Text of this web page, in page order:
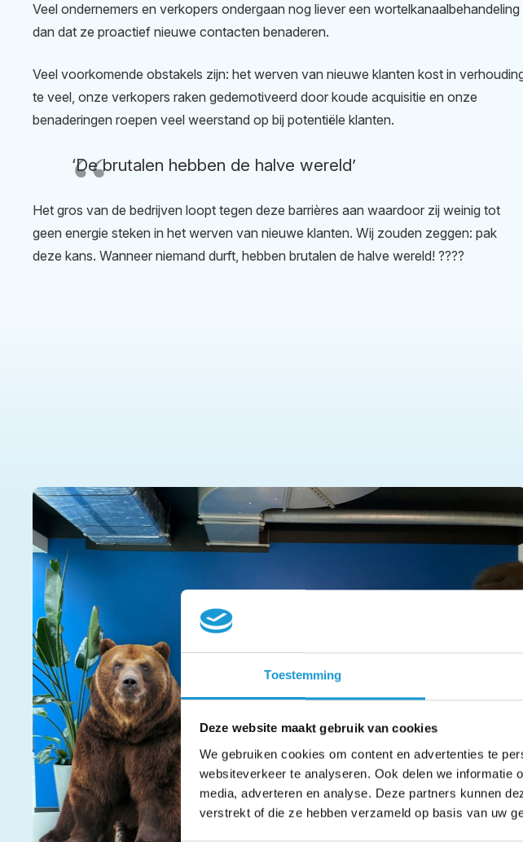
Toestemming
Deze website maakt gebruik van cookies
We gebruiken cookies om content en advertenties te
websiteverkeer te analyseren. Ook delen we
media, adverteren en analyse. Deze partners kunnen
verstrekt of die ze hebben verzameld op basis van uw
Veel ondernemers en verkopers ondergaan nog liever een wortelkanaalbehandeling
dan dat ze proactief nieuwe contacten benaderen.
Veel voorkomende obstakels zijn: het werven van nieuwe klanten kost in
te veel, onze verkopers raken gedemotiveerd door koude acquisitie en onze
benaderingen roepen veel weerstand op bij potentiële klanten.
‘De brutalen hebben de halve wereld’
Het gros van de bedrijven loopt tegen deze barrières aan waardoor zij weinig tot
geen energie steken in het werven van nieuwe klanten. Wij zouden zeggen: pak
deze kans. Wanneer niemand durft, hebben brutalen de halve wereld! ????